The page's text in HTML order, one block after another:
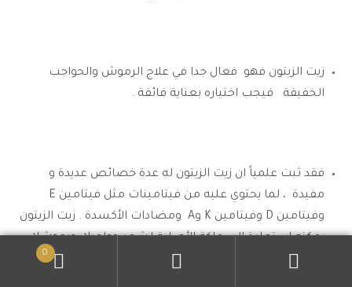
زيت الزيتون فهو فعال جدا في علاج الرموش والحواجب
الخفيفة فيجب اختياره بعناية فائقة .
فقد ثبت علمياً ان زيت الزيتون له عدة خصائص عديدة و
مفيدة ، لما يحتوي عليه من فيتامينات مثل فيتامين E
وفيتامين D وفيتامين K وA ومضادات الأكسدة . زيت الزيتون
يمكنه استعادة السماكة الأصلية لشعر حواجبك ورموشك .
0